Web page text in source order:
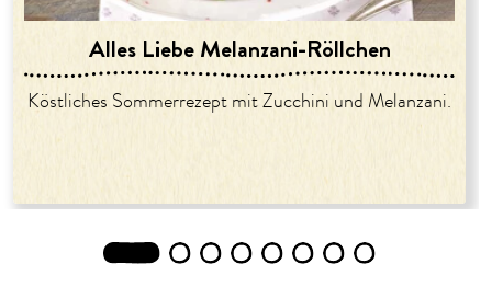
Alles Liebe Melanzani-Röllchen
Köstliches Sommerrezept mit Zucchini und Melanzani.
2 3 4 5 6 7 8